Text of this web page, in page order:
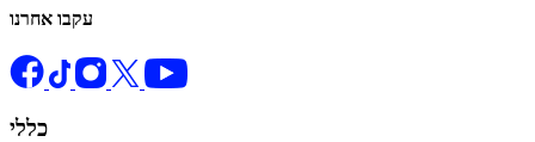
עקבו אחרנו
כללי